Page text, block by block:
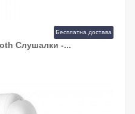
Бесплатна достава
Слушалки -...